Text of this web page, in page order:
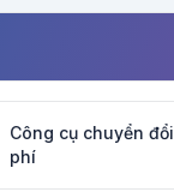
Công cụ chuyển đổi
phí